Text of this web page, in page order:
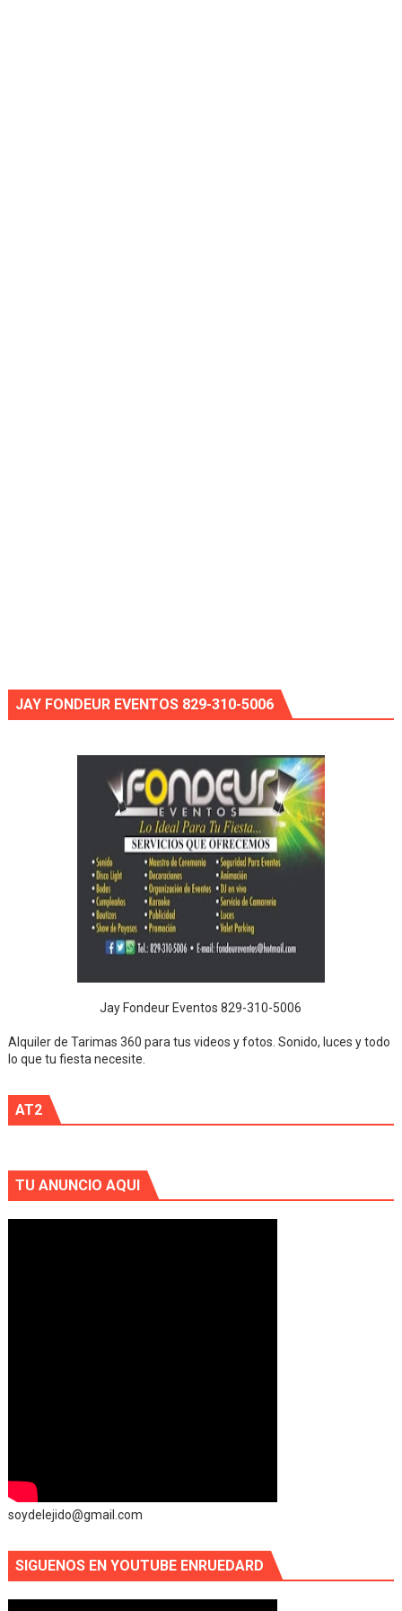
JAY FONDEUR EVENTOS 829-310-5006
Jay Fondeur Eventos 829-310-5006
Alquiler de Tarimas 360 para tus videos y fotos. Sonido, luces y todo
lo que tu fiesta necesite.
AT2
TU ANUNCIO AQUI
soydelejido@gmail.com
SIGUENOS EN YOUTUBE ENRUEDARD